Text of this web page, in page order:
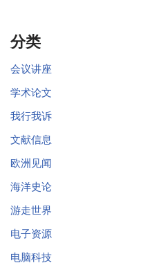
分类
会议讲座
学术论文
我行我诉
文献信息
欧洲见闻
海洋史论
游走世界
电子资源
电脑科技